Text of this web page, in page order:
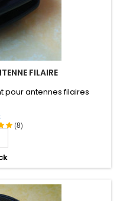
FILAIRE
(8)
pour antennes filaires